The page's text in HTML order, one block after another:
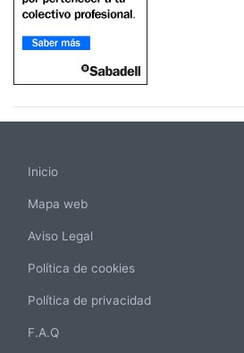
Inicio
Mapa web
Aviso Legal
Política de cookies
Política de privacidad
F.A.Q